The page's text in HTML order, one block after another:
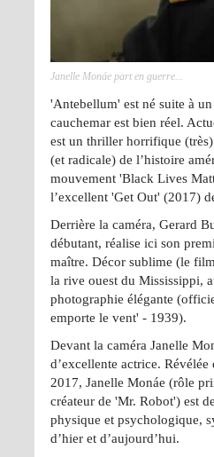
Janelle Monáe part en guerre...
'Antebellum' est né suite à
cauchemar est bien réel.
est un thriller horrifique
(et radicale) de l’histoire
mouvement 'Black Lives
l’excellent 'Get Out' (2017)
Derrière la caméra, Gerard
débutant, réalise ici son
maître. Décor sublime (le
la rive ouest du Mississippi,
photographie élégante
emporte le vent' - 1939).
Devant la caméra Janelle
d’excellente actrice.
2017, Janelle Monáe (rôle
créateur de 'Mr. Robot') est
physique et psychologique,
d’hier et d’aujourd’hui.